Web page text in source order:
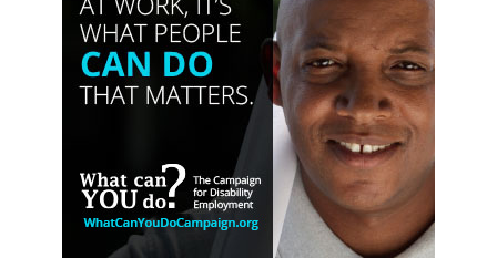
Masyarakat India dan Argentina mendatangi kantor partai
politik untuk mengurus berbagai hak atas pelayanan
“Kalau Anda mengunjungi kantor partai politik di daerah
(Indonesia), sepi. Tidak ada banyak orang. Kenapa sepi?
Karena di Indonesia, kalau Anda mau mengurus pelayanan
publik, seperti mengurus kamar rumah sakit, orang tidak
datang ke partai politik, tetapi ke institusi negara seperti